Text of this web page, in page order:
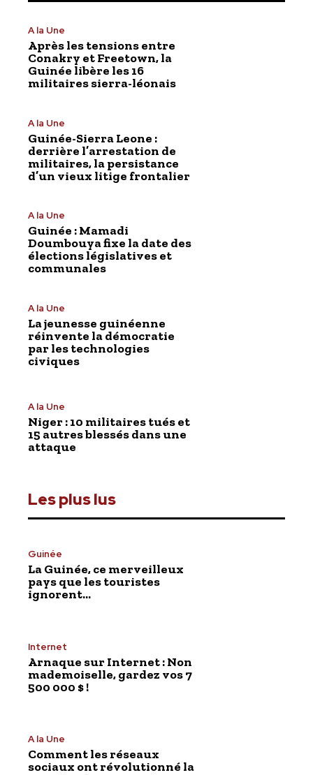
A la Une
Après les tensions entre
Conakry et Freetown, la
Guinée libère les 16
militaires sierra-léonais
A la Une
Guinée-Sierra Leone :
derrière l’arrestation de
militaires, la persistance
d’un vieux litige frontalier
A la Une
Guinée : Mamadi
Doumbouya fixe la date des
élections législatives et
communales
A la Une
La jeunesse guinéenne
réinvente la démocratie
par les technologies
civiques
A la Une
Niger : 10 militaires tués et
15 autres blessés dans une
attaque
Les plus lus
Guinée
La Guinée, ce merveilleux
pays que les touristes
ignorent…
Internet
Arnaque sur Internet : Non
mademoiselle, gardez vos 7
500 000 $ !
A la Une
Comment les réseaux
sociaux ont révolutionné la